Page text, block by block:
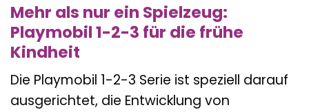
Mehr als nur ein Spielzeug:
Playmobil 1-2-3 für die frühe
Kindheit
Die Playmobil 1-2-3 Serie ist speziell darauf
ausgerichtet, die Entwicklung von